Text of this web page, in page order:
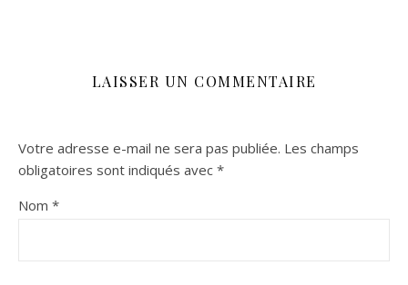
LAISSER UN COMMENTAIRE
Votre adresse e-mail ne sera pas publiée. Les champs
obligatoires sont indiqués avec *
Nom *